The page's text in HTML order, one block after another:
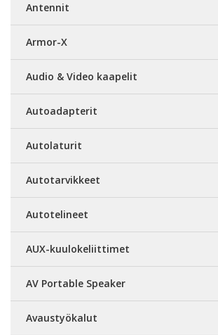
Antennit
Armor-X
Audio & Video kaapelit
Autoadapterit
Autolaturit
Autotarvikkeet
Autotelineet
AUX-kuulokeliittimet
AV Portable Speaker
Avaustyökalut